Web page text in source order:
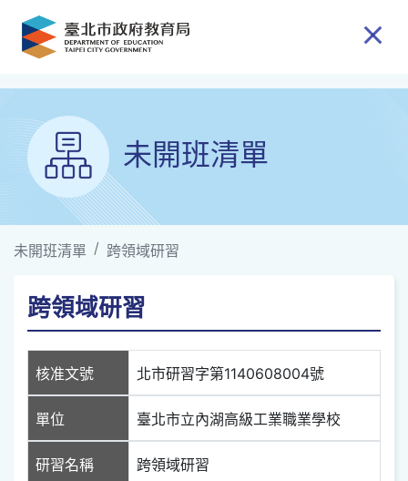
跳到主要內容
未開班清單
未開班清單 跨領域研習
跨領域研習
核准文號 北市研習字第1140608004號
單位 臺北市立內湖高級工業職業學校
研習名稱 跨領域研習